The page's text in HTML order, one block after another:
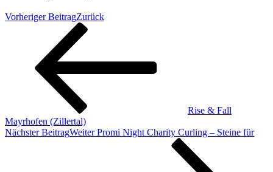
Vorheriger BeitragZurück
Rise & Fall
Mayrhofen (Zillertal)
Nächster BeitragWeiter Promi Night Charity Curling – Steine für